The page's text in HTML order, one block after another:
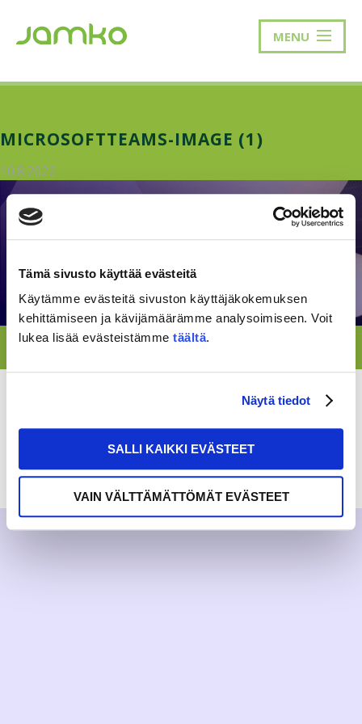
Tämä sivusto käyttää evästeitä
Käytämme evästeitä sivuston käyttäjäkokemuksen
kehittämiseen ja kävijämäärämme analysoimiseen. Voit
lukea lisää evästeistämme täältä.
Näytä tiedot
SALLI KAIKKI EVÄSTEET
VAIN VÄLTTÄMÄTTÖMÄT EVÄSTEET
MENU
MICROSOFTTEAMS-IMAGE (1)
10.8.2022